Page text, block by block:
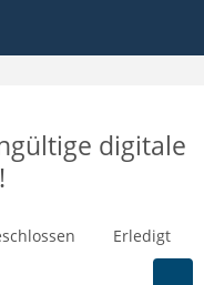
digitale
Erledigt